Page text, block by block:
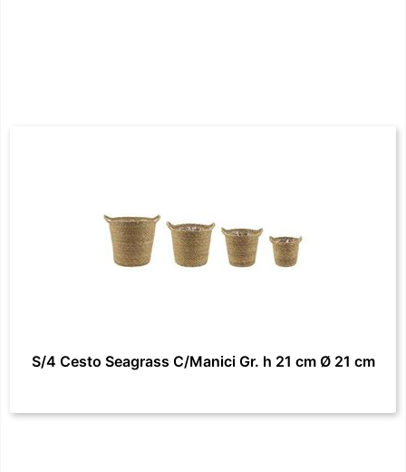
S/4 Cesto Seagrass C/Manici Gr. h 21 cm Ø 21 cm